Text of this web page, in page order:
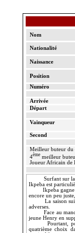
Nom
Nationalité
Naissance
Position
Numéro
Arrivée
Départ
Vainqueur
Second
Meilleur buteur du
4èmemeilleur
Joueur Africain de
Surfant sur
Ikpeba est
Ikpeba
encore un peu
La saison
adverses.
Face au
jeune Henry en
Pourtant,
quatrième choix